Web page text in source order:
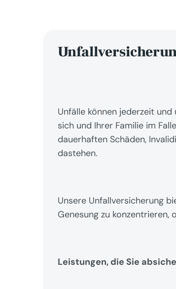
Unfälle können jederzeit
sich und Ihrer Familie im
dauerhaften Schäden,
dastehen.
Unsere Unfallversicherung
Genesung zu konzentrieren,
Leistungen, die Sie